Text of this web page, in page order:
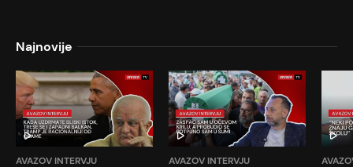
Najnovije
AVAZOV INTERVJU AVAZOV INTERVJU